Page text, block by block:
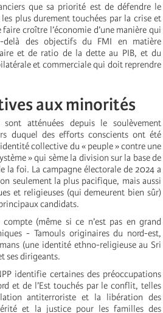
que sa priorité est de défendre le
plus durement touchées par la crise et
faire croître l’économie d’une manière qui
des objectifs du FMI en matière
et de ratio de la dette au PIB, et du
et commerciale qui doit reprendre
aux minorités
atténuées depuis le soulèvement
duquel des efforts conscients ont été
collective du « peuple » contre une
» qui sème la division sur la base de
la foi. La campagne électorale de 2024 a
seulement la plus pacifique, mais aussi
et religieuses (qui demeurent bien sûr)
candidats.
(même si ce n’est pas en grand
- Tamouls originaires du nord-est,
(une identité ethno-religieuse au Sri
ses dirigeants.
identifie certaines des préoccupations
et de l’Est touchés par le conflit, telles
antiterroriste et la libération des
et la justice pour les familles des